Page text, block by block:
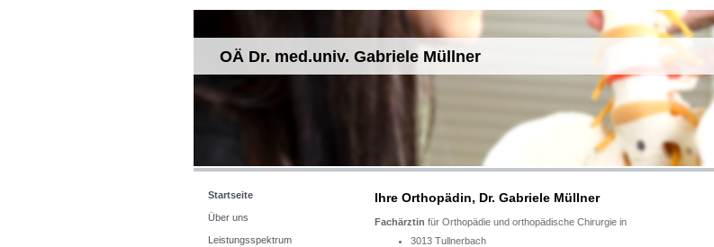
OÄ Dr. med.univ. Gabriele Müllner
Startseite
Über uns
Leistungsspektrum
Ihre Orthopädin, Dr. Gabriele Müllner
Fachärztin für Orthopädie und orthopädische Chirurgie in
3013 Tullnerbach